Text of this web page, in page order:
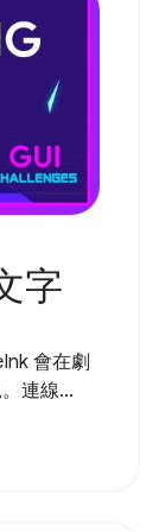
字
會在劇
連線...